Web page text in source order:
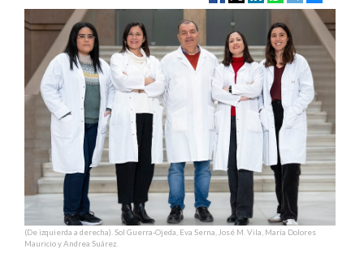
(De izquierda a derecha). Sol Guerra-Ojeda, Eva Serna, José M. Vila, María Dolores
Mauricio y Andrea Suárez.